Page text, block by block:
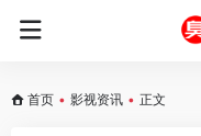
首页 • 影视资讯 • 正文